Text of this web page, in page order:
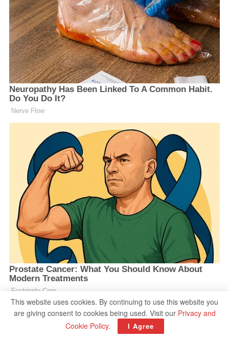
This website uses cookies. By continuing to use this website you
are giving consent to cookies being used. Visit our Privacy and
Cookie Policy. I Agree